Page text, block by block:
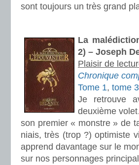
sont toujours un très grand
La
2) – Joseph
Plaisir de
Chronique
Tome 1, tome 3
Je retrouve
deuxième
son premier « monstre » de
niais, très (trop ?) optimiste
apprend davantage sur le
sur nos personnages